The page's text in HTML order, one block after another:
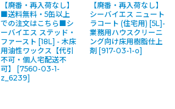
【廃番・再入荷なし】
■送料無料・5缶以上
での注文はこちら■シ
ーバイエス ステッド・
ファースト [18L] - 木床
用油性ワックス【代引
不可・個人宅配送不
可】
[7560-03-1-
z_6239]
【廃番・再入荷なし】
シーバイエス ニュート
ラコート (住宅用) [5L]-
業務用ハウスクリーニ
ング向け床用樹脂仕上
剤 [917-03-1-o]